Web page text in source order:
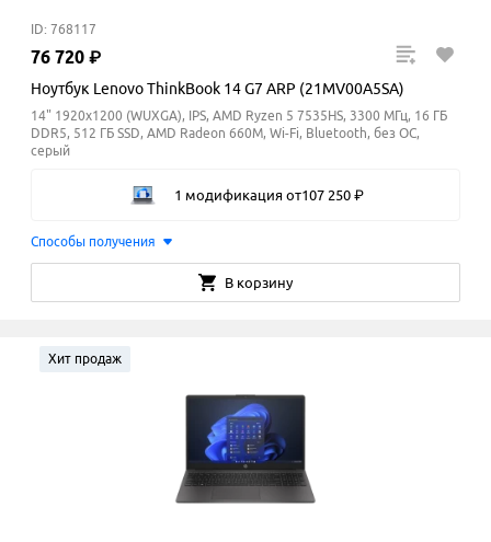
ID: 768117
76 720 ₽
Ноутбук Lenovo ThinkBook 14 G7 ARP (21MV00A5SA)
14" 1920x1200 (WUXGA), IPS, AMD Ryzen 5 7535HS, 3300 МГц, 16 ГБ
DDR5, 512 ГБ SSD, AMD Radeon 660M, Wi-Fi, Bluetooth, без ОС,
серый
1 модификация от107 250 ₽
Способы получения
В корзину
Хит продаж